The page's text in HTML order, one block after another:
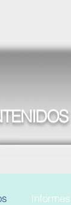
Informes